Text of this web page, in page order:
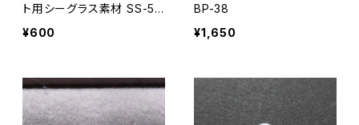
ト用シーグラス素材 SS-50
7
¥600
BP-38
¥1,650